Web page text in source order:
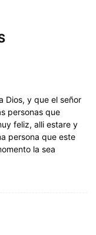
Dios, y que el señor
personas que
feliz, alli estare y
persona que este
la sea